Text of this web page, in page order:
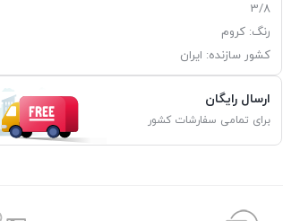
3/8
رنگ: کروم
کشور سازنده: ایران
ارسال رایگان
برای تمامی سفارشات کشور